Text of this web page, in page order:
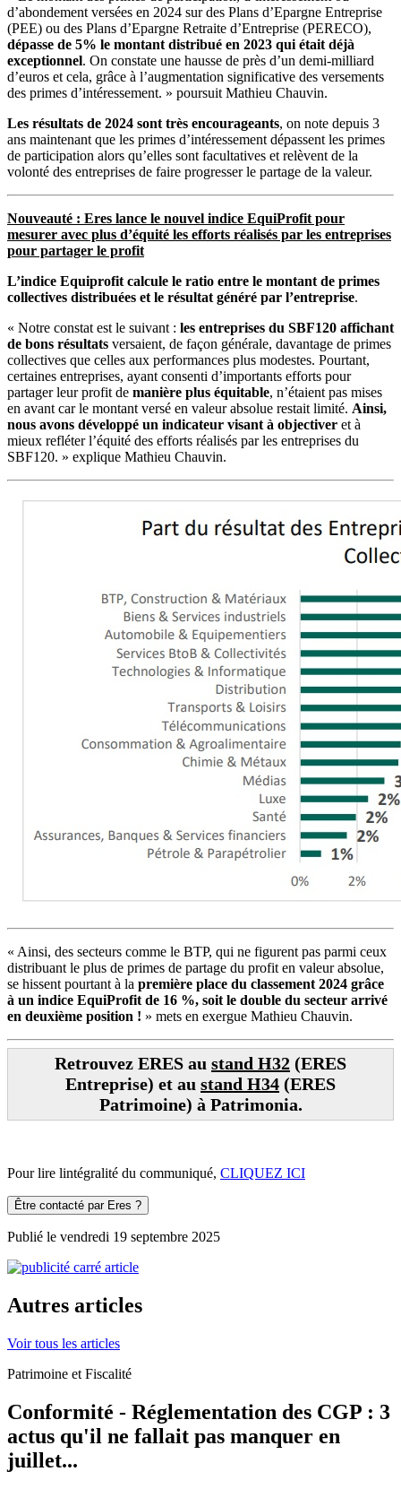
d’abondement versées en 2024 sur des Plans d’Epargne Entreprise
(PEE) ou des Plans d’Epargne Retraite d’Entreprise (PERECO),
dépasse de 5% le montant distribué en 2023 qui était déjà
exceptionnel. On constate une hausse de près d’un demi-milliard
d’euros et cela, grâce à l’augmentation significative des versements
des primes d’intéressement. » poursuit Mathieu Chauvin.
Les résultats de 2024 sont très encourageants, on note depuis 3
ans maintenant que les primes d’intéressement dépassent les primes
de participation alors qu’elles sont facultatives et relèvent de la
volonté des entreprises de faire progresser le partage de la valeur.
Nouveauté : Eres lance le nouvel indice EquiProfit pour
mesurer avec plus d’équité les efforts réalisés par les entreprises
pour partager le profit
L’indice Equiprofit calcule le ratio entre le montant de primes
collectives distribuées et le résultat généré par l’entreprise.
« Notre constat est le suivant : les entreprises du SBF120 affichant
de bons résultats versaient, de façon générale, davantage de primes
collectives que celles aux performances plus modestes. Pourtant,
certaines entreprises, ayant consenti d’importants efforts pour
partager leur profit de manière plus équitable, n’étaient pas mises
en avant car le montant versé en valeur absolue restait limité. Ainsi,
nous avons développé un indicateur visant à objectiver et à
mieux refléter l’équité des efforts réalisés par les entreprises du
SBF120. » explique Mathieu Chauvin.
« Ainsi, des secteurs comme le BTP, qui ne figurent pas parmi ceux
distribuant le plus de primes de partage du profit en valeur absolue,
se hissent pourtant à la première place du classement 2024 grâce
à un indice EquiProfit de 16 %, soit le double du secteur arrivé
en deuxième position ! » mets en exergue Mathieu Chauvin.
Retrouvez ERES au stand H32 (ERES
Entreprise) et au stand H34 (ERES
Patrimoine) à Patrimonia.
Pour lire lintégralité du communiqué, CLIQUEZ ICI
Être contacté par Eres ?
Publié le vendredi 19 septembre 2025
Autres articles
Voir tous les articles
Patrimoine et Fiscalité
Conformité - Réglementation des CGP : 3
actus qu'il ne fallait pas manquer en
juillet...